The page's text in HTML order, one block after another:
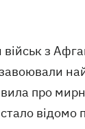
з
про
відомо